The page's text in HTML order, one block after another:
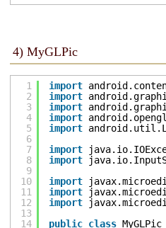
4) MyGLPic
1
2
3
4
5
6
7
8
9
10
11
12
13
14
import
import
import
import
import
import
import
import
import
import
public class